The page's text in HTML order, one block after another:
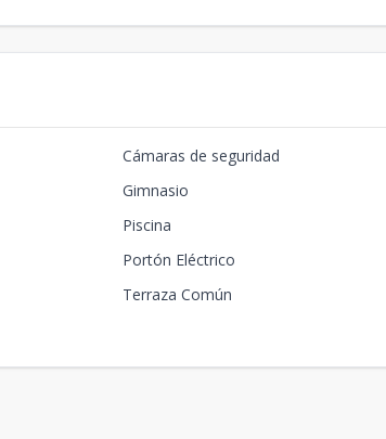
Cámaras de seguridad
Gimnasio
Piscina
Portón Eléctrico
Terraza Común